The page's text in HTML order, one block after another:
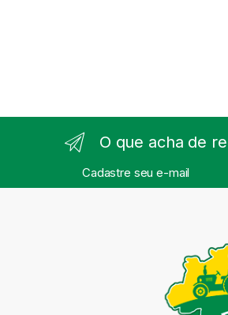
O que acha de
Cadastre seu e-mail